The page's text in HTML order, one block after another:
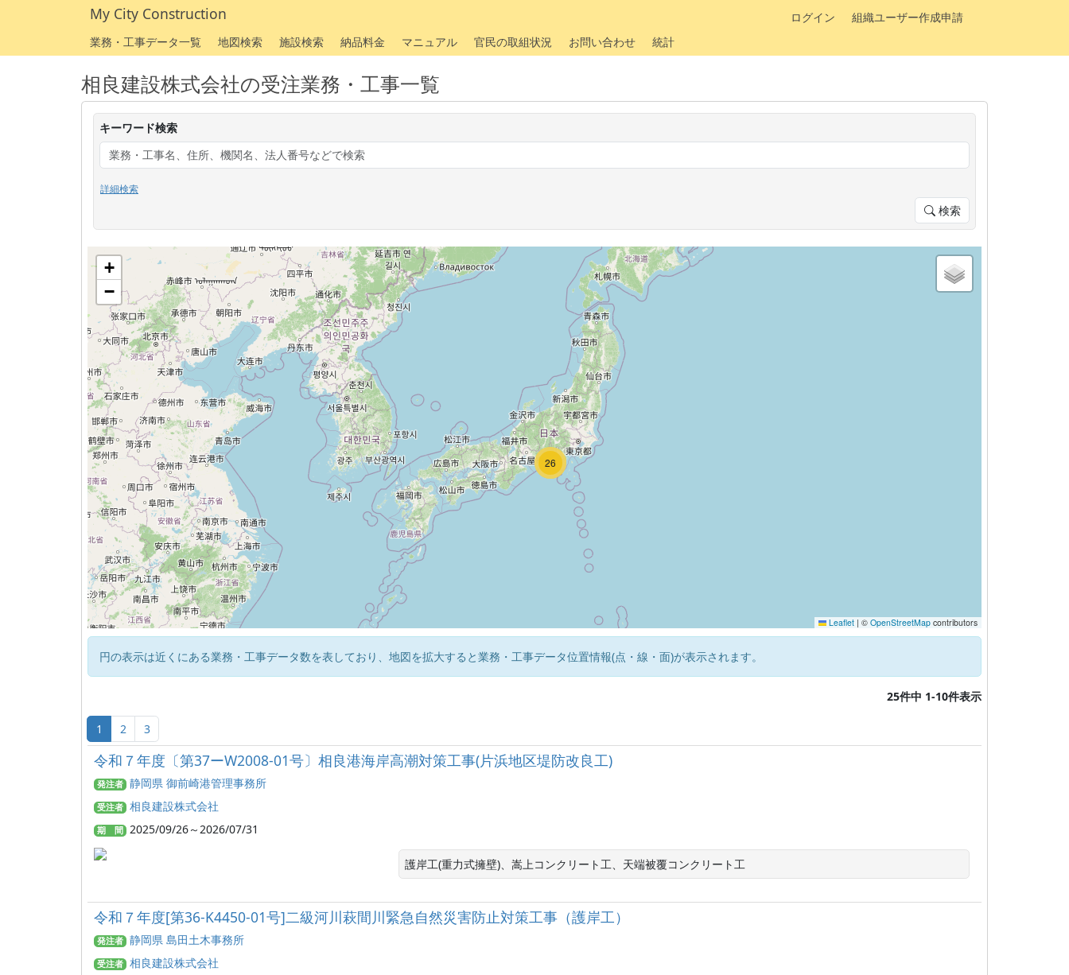
My City Construction ログイン
組織ユーザー作成申請
業務・工事データ一覧
地図検索 施設検索 納品料金 マニュアル 官民の取組状況 お問い合わせ 統計
相良建設株式会社の受注業務・工事一覧
キーワード検索
詳細検索
検索
13
10
26
+
−
Leaflet | © OpenStreetMap contributors
円の表示は近くにある業務・工事データ数を表しており、地図を拡大すると業務・工事データ位置情報(点・線・面)が表示されます。
25件中 1-10件表示
1 2 3
令和７年度〔第37ーW2008-01号〕相良港海岸高潮対策工事(片浜地区堤防改良工)
発注者 静岡県 御前崎港管理事務所
受注者 相良建設株式会社
期 間 2025/09/26～2026/07/31
護岸工(重力式擁壁)、嵩上コンクリート工、天端被覆コンクリート工
令和７年度[第36-K4450-01号]二級河川萩間川緊急自然災害防止対策工事（護岸工）
発注者 静岡県 島田土木事務所
受注者 相良建設株式会社